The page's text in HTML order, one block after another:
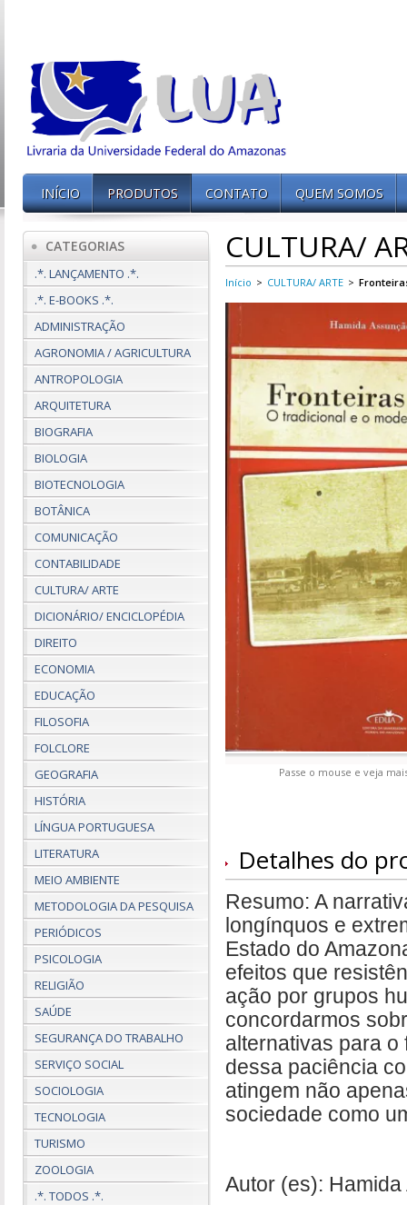
INÍCIO PRODUTOS CONTATO QUEM SOMOS
CATEGORIAS
.*. LANÇAMENTO .*.
.*. E-BOOKS .*.
ADMINISTRAÇÃO
AGRONOMIA / AGRICULTURA
ANTROPOLOGIA
ARQUITETURA
BIOGRAFIA
BIOLOGIA
BIOTECNOLOGIA
BOTÂNICA
COMUNICAÇÃO
CONTABILIDADE
CULTURA/ ARTE
DICIONÁRIO/ ENCICLOPÉDIA
DIREITO
ECONOMIA
EDUCAÇÃO
FILOSOFIA
FOLCLORE
GEOGRAFIA
HISTÓRIA
LÍNGUA PORTUGUESA
LITERATURA
MEIO AMBIENTE
METODOLOGIA DA PESQUISA
PERIÓDICOS
PSICOLOGIA
RELIGIÃO
SAÚDE
SEGURANÇA DO TRABALHO
SERVIÇO SOCIAL
SOCIOLOGIA
TECNOLOGIA
TURISMO
ZOOLOGIA
.*. TODOS .*.
CULTURA/
Início > CULTURA/ ARTE >
Passe o mouse e veja
Detalhes do
Resumo: A
longínquos e
Estado do
efeitos que
ação por grupos
concordarmos
alternativas para o
dessa paciência
atingem não
sociedade como
Autor (es):